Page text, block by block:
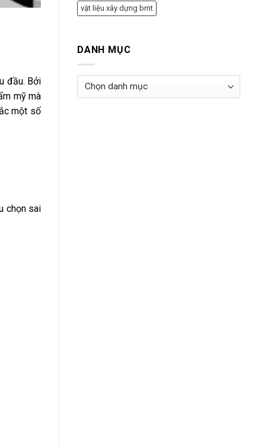
đầu. Bởi
mỹ mà
một số
chọn sai
vật liệu xây dựng bmt
DANH MỤC
Danh